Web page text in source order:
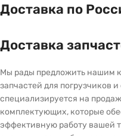
Доставка по
Доставка
Мы рады предложить нашим
запчастей для погрузчиков
специализируется на
комплектующих, которые
эффективную работу вашей